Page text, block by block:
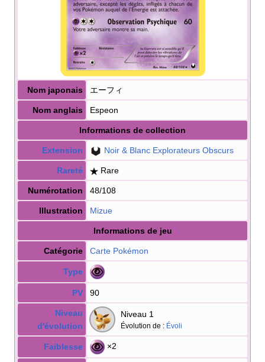
Nom japonais エーフィ
Nom anglais Espeon
Informations de collection
Extension Noir & Blanc Explorateurs Obscurs
Rareté Rare
Numérotation 48/108
Illustration Mizue
Informations de jeu
Catégorie Carte Pokémon
Type
PV 90
Niveau
d'évolution
Niveau 1
Évolution de : Évoli
Faiblesse ×2